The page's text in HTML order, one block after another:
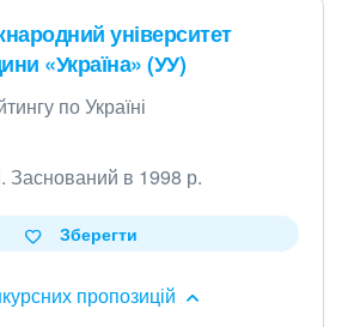
університет
«Україна» (УУ)
по Україні
Заснований в 1998 р.
пропозицій
Зберегти